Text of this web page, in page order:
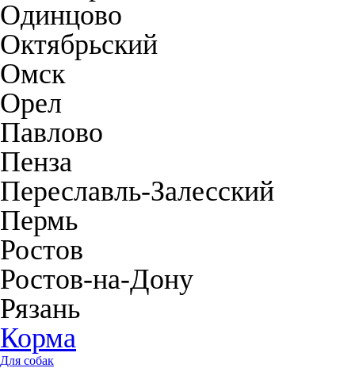
Одинцово
Октябрьский
Омск
Орел
Павлово
Пенза
Переславль-Залесский
Пермь
Ростов
Ростов-на-Дону
Рязань
Корма
Для собак